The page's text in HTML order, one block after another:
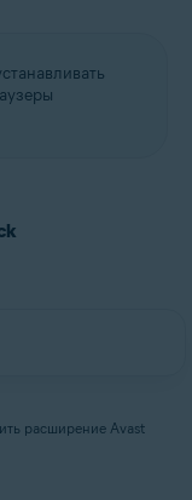
расширение Avast